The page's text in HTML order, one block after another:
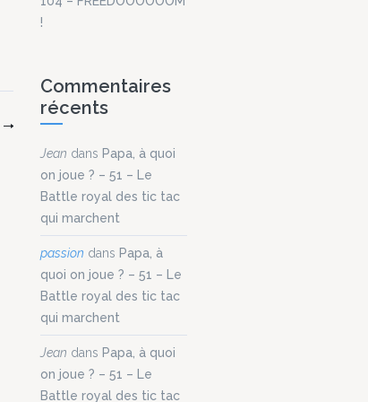
!
Commentaires
récents
Jean dans Papa, à quoi
on joue ? – 51 – Le
Battle royal des tic tac
qui marchent
passion dans Papa, à
quoi on joue ? – 51 – Le
Battle royal des tic tac
qui marchent
Jean dans Papa, à quoi
on joue ? – 51 – Le
Battle royal des tic tac